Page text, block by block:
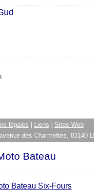
légales Liens
Sites Web
des Charmettes, 83140
Bateau
Bateau Six-Fours